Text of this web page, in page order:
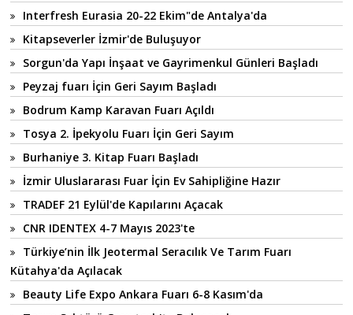
Interfresh Eurasia 20-22 Ekim"de Antalya'da
Kitapseverler İzmir'de Buluşuyor
Sorgun'da Yapı İnşaat ve Gayrimenkul Günleri Başladı
Peyzaj fuarı İçin Geri Sayım Başladı
Bodrum Kamp Karavan Fuarı Açıldı
Tosya 2. İpekyolu Fuarı İçin Geri Sayım
Burhaniye 3. Kitap Fuarı Başladı
İzmir Uluslararası Fuar İçin Ev Sahipliğine Hazır
TRADEF 21 Eylül'de Kapılarını Açacak
CNR IDENTEX 4-7 Mayıs 2023'te
Türkiye’nin İlk Jeotermal Seracılık Ve Tarım Fuarı
Kütahya'da Açılacak
Beauty Life Expo Ankara Fuarı 6-8 Kasım'da